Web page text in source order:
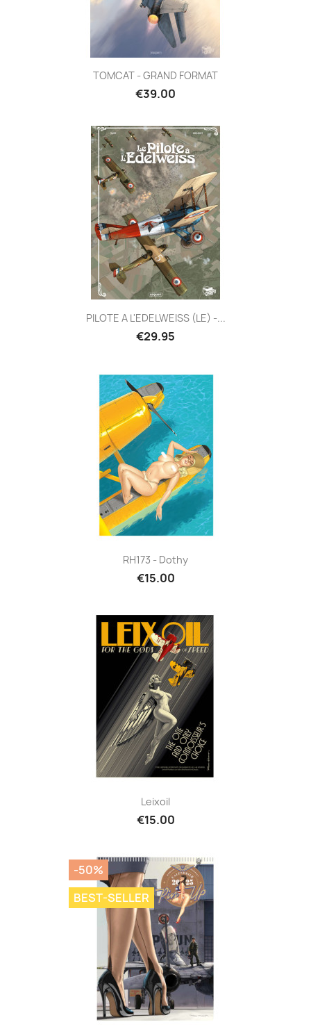
TOMCAT - GRAND FORMAT
€39.00
PILOTE A L'EDELWEISS (LE) -...
€29.95
RH173 - Dothy
€15.00
Leixoil
€15.00
-50%
BEST-SELLER